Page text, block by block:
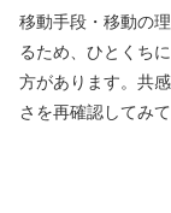
移動手段・移動の
るため、ひとくち
方があります。共
さを再確認してみ